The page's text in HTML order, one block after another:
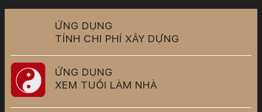
ỨNG DỤNG
TÍNH CHI PHÍ XÂY DỰNG
ỨNG DỤNG
XEM TUỔI LÀM NHÀ